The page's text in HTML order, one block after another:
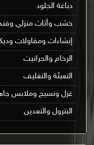
دباغة الجلود
خشب وأثاث منزلي
إنشاءات ومقاولات
الرخام والجرانيت
التعبئة والتغليف
غزل ونسيج وملابس
البترول والتعدين